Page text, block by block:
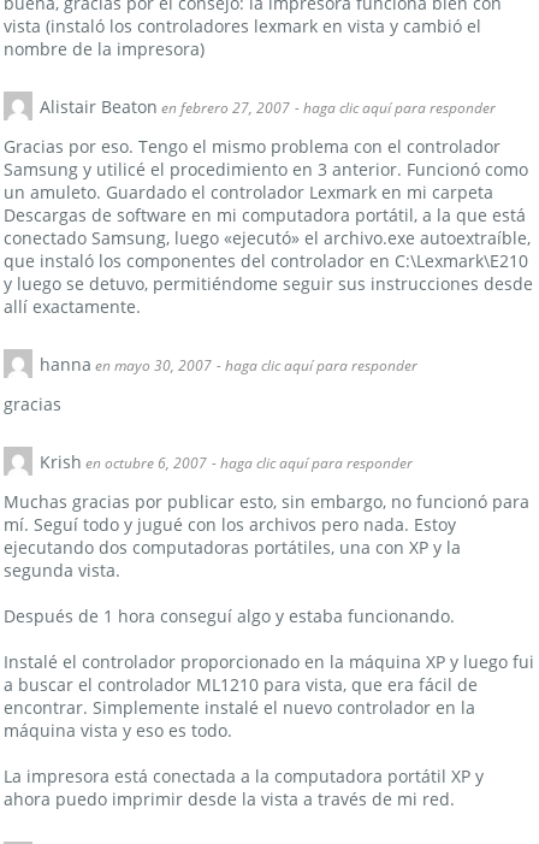
vista (instaló los controladores lexmark en vista y cambió el
nombre de la impresora)
Alistair Beaton en febrero 27, 2007 - haga clic aquí para responder
Gracias por eso. Tengo el mismo problema con el controlador
Samsung y utilicé el procedimiento en 3 anterior. Funcionó como
un amuleto. Guardado el controlador Lexmark en mi carpeta
Descargas de software en mi computadora portátil, a la que está
conectado Samsung, luego «ejecutó» el archivo.exe autoextraíble,
que instaló los componentes del controlador en C:\Lexmark\E210
y luego se detuvo, permitiéndome seguir sus instrucciones desde
allí exactamente.
hanna en mayo 30, 2007 - haga clic aquí para responder
gracias
Krish en octubre 6, 2007 - haga clic aquí para responder
Muchas gracias por publicar esto, sin embargo, no funcionó para
mí. Seguí todo y jugué con los archivos pero nada. Estoy
ejecutando dos computadoras portátiles, una con XP y la
segunda vista.
Después de 1 hora conseguí algo y estaba funcionando.
Instalé el controlador proporcionado en la máquina XP y luego fui
a buscar el controlador ML1210 para vista, que era fácil de
encontrar. Simplemente instalé el nuevo controlador en la
máquina vista y eso es todo.
La impresora está conectada a la computadora portátil XP y
ahora puedo imprimir desde la vista a través de mi red.